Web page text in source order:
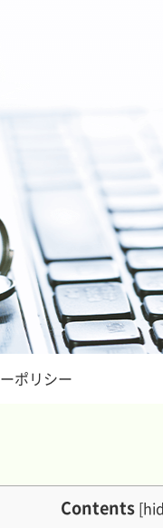
ポリシー
Contents [